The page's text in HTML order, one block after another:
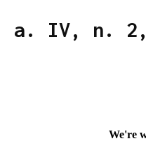
a. IV, n. 2,